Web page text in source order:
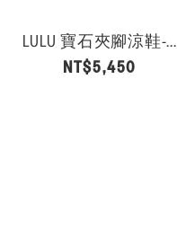
LULU 寶石夾腳涼鞋-...
NT$5,450